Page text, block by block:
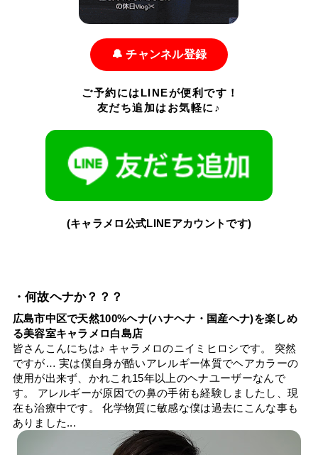
🔔 チャンネル登録
ご予約にはLINEが便利です！
友だち追加はお気軽に♪
(キャラメロ公式LINEアカウントです)
・何故ヘナか？？？
広島市中区で天然100%ヘナ(ハナヘナ・国産ヘナ)を楽しめ
る美容室キャラメロ白島店
皆さんこんにちは♪ キャラメロのニイミヒロシです。 突然
ですが… 実は僕自身が酷いアレルギー体質でヘアカラーの
使用が出来ず、かれこれ15年以上のヘナユーザーなんで
す。 アレルギーが原因での鼻の手術も経験しましたし、現
在も治療中です。 化学物質に敏感な僕は過去にこんな事も
ありました...